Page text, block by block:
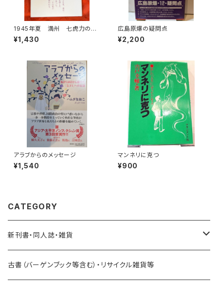
1945年夏 満州 七虎力の惨
劇 こちまさこ 北星社
¥1,430
広島原爆の疑問点
¥2,200
アラブからのメッセージ
¥1,540
マンネリに克つ
¥900
CATEGORY
新刊書・同人誌・雑貨
乗り物関連
古書（バーゲンブック等含む）・リサイクル雑貨等